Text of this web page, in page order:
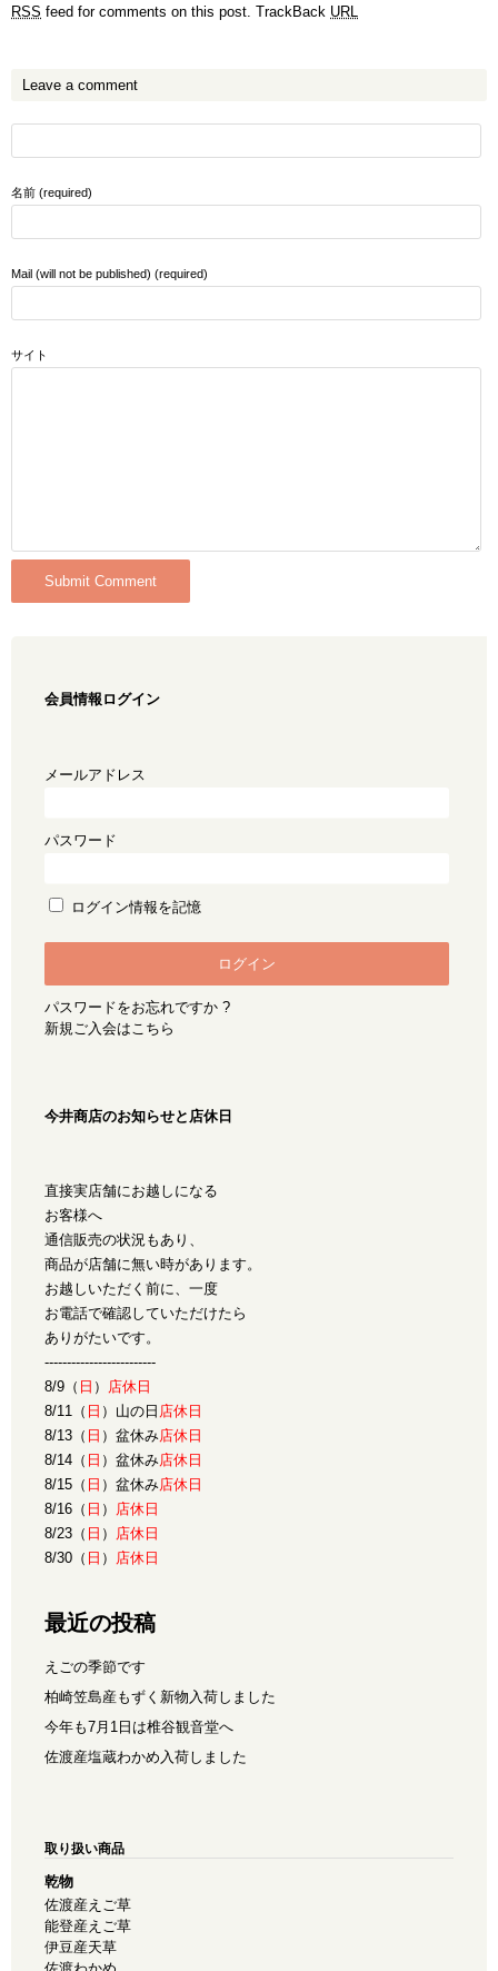
RSS feed for comments on this post. TrackBack URL
Leave a comment
名前 (required)
Mail (will not be published) (required)
サイト
会員情報ログイン
メールアドレス
パスワード
ログイン情報を記憶
パスワードをお忘れですか ?
新規ご入会はこちら
今井商店のお知らせと店休日
直接実店舗にお越しになる
お客様へ
通信販売の状況もあり、
商品が店舗に無い時があります。
お越しいただく前に、一度
お電話で確認していただけたら
ありがたいです。
-------------------------
8/9（ 日 ）
店休日
8/11（ 日 ）山の日 店休日
8/13（ 日 ）盆休み店休日
8/14（ 日 ）盆休み店休日
8/15（ 日 ）盆休み店休日
8/16（ 日 ）
店休日
8/23（ 日 ）
店休日
8/30（ 日 ） 店休日
最近の投稿
えごの季節です
柏崎笠島産もずく新物入荷しました
今年も7月1日は椎谷観音堂へ
佐渡産塩蔵わかめ入荷しました
取り扱い商品
乾物
佐渡産えご草
能登産えご草
伊豆産天草